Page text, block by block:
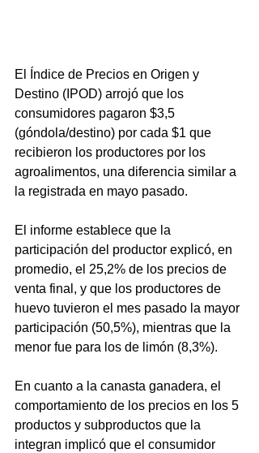
El Índice de Precios en Origen y
Destino (IPOD) arrojó que los
consumidores pagaron $3,5
(góndola/destino) por cada $1 que
recibieron los productores por los
agroalimentos, una diferencia similar a
la registrada en mayo pasado.
El informe establece que la
participación del productor explicó, en
promedio, el 25,2% de los precios de
venta final, y que los productores de
huevo tuvieron el mes pasado la mayor
participación (50,5%), mientras que la
menor fue para los de limón (8,3%).
En cuanto a la canasta ganadera, el
comportamiento de los precios en los 5
productos y subproductos que la
integran implicó que el consumidor